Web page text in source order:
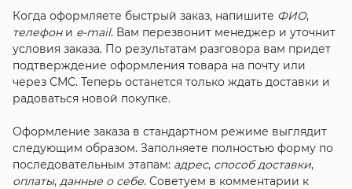
Когда оформляете быстрый заказ, напишите ФИО,
телефони e-mail. Вам перезвонит менеджер и уточнит
условия заказа. По результатам разговора вам придет
подтверждение оформления товара на почту или
через СМС. Теперь останется только ждать доставки и
радоваться новой покупке.
Оформление заказа в стандартном режиме выглядит
следующим образом. Заполняете полностью форму по
последовательным этапам: адрес, способ доставки,
оплаты, данные о себе. Советуем в комментарии к